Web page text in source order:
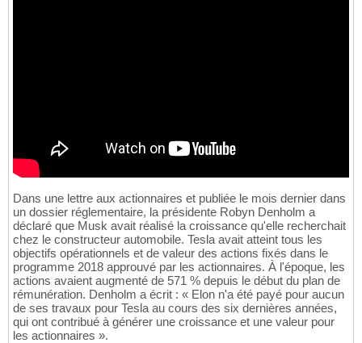
Dans une lettre aux actionnaires et publiée le mois dernier dans
un dossier réglementaire, la présidente Robyn Denholm a
déclaré que Musk avait réalisé la croissance qu'elle recherchait
chez le constructeur automobile. Tesla avait atteint tous les
objectifs opérationnels et de valeur des actions fixés dans le
programme 2018 approuvé par les actionnaires. À l'époque, les
actions avaient augmenté de 571 % depuis le début du plan de
rémunération. Denholm a écrit : « Elon n'a été payé pour aucun
de ses travaux pour Tesla au cours des six dernières années,
qui ont contribué à générer une croissance et une valeur pour
les actionnaires ».